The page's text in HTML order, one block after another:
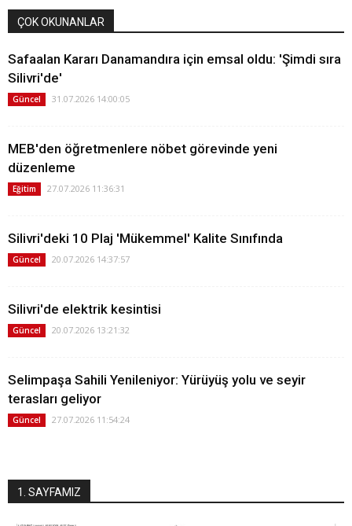
ÇOK OKUNANLAR
Safaalan Kararı Danamandıra için emsal oldu: 'Şimdi sıra
Silivri'de'
Güncel 31.07.2026 14:00:05
MEB'den öğretmenlere nöbet görevinde yeni
düzenleme
Eğitim 27.07.2026 11:36:31
Silivri'deki 10 Plaj 'Mükemmel' Kalite Sınıfında
Güncel 20.07.2026 14:37:57
Silivri'de elektrik kesintisi
Güncel 20.07.2026 13:21:32
Selimpaşa Sahili Yenileniyor: Yürüyüş yolu ve seyir
terasları geliyor
Güncel 27.07.2026 11:54:24
1. SAYFAMIZ